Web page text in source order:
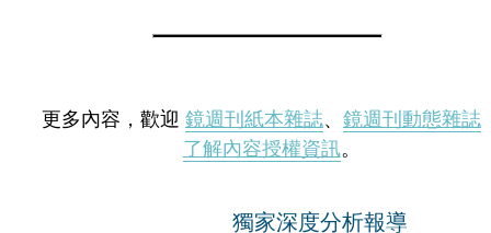
更多內容，歡迎 鏡週刊紙本雜誌、 鏡週刊動態雜誌
了解內容授權資訊。
獨家深度分析報導